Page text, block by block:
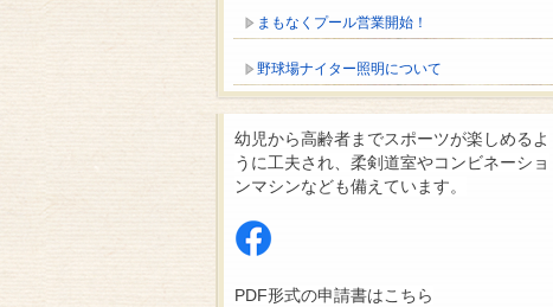
まもなくプール営業開始！
野球場ナイター照明について
幼児から高齢者までスポーツが楽しめるよ
うに工夫され、柔剣道室やコンビネーショ
ンマシンなども備えています。
PDF形式の申請書はこちら